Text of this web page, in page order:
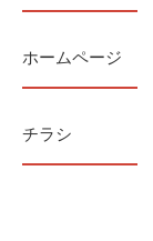
ホームページ
チラシ